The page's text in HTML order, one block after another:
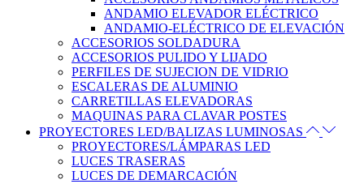
ANDAMIO ELEVADOR ELÉCTRICO
ANDAMIO-ELÉCTRICO DE ELEVACIÓN
ACCESORIOS SOLDADURA
ACCESORIOS PULIDO Y LIJADO
PERFILES DE SUJECION DE VIDRIO
ESCALERAS DE ALUMINIO
CARRETILLAS ELEVADORAS
MAQUINAS PARA CLAVAR POSTES
PROYECTORES LED/BALIZAS LUMINOSAS
PROYECTORES/LÁMPARAS LED
LUCES TRASERAS
LUCES DE DEMARCACIÓN